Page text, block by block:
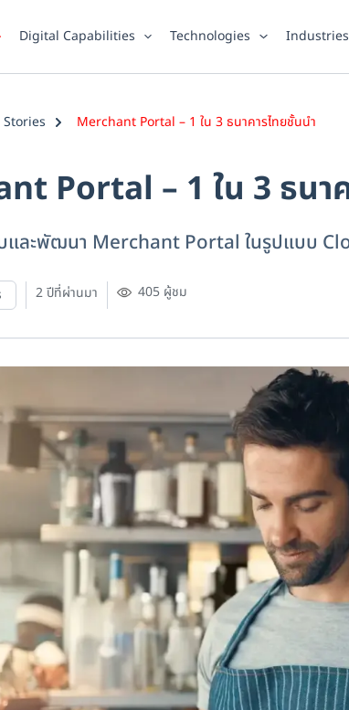
Digital Capabilities Technologies Industries
Stories Merchant Portal – 1 ใน 3 ธนาคารไทยชั้นนำ
Portal – 1 ใน 3 ธนา
และพัฒนา Merchant Portal ในรูปแบบ
2 ปีที่ผ่านมา 405 ผู้ชม